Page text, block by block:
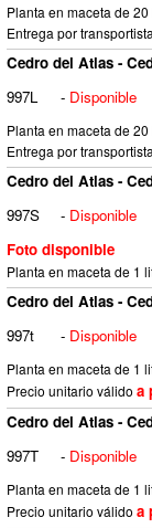
Planta en maceta de
Entrega por
Cedro del Atlas -
997L
- Disponible
Planta en maceta de
Entrega por
Cedro del Atlas -
997S
- Disponible
Foto disponible
Planta en maceta de 1
Cedro del Atlas -
997t
- Disponible
Planta en maceta de 1
Precio unitario válido a
Cedro del Atlas -
997T
- Disponible
Planta en maceta de 1
Precio unitario válido a